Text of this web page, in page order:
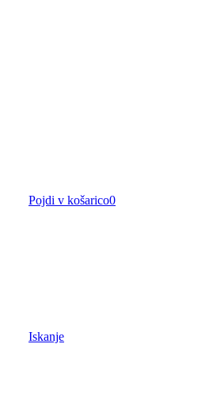
Pojdi v košarico0
Iskanje